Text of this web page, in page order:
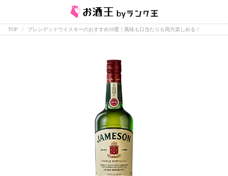
TOP ブレンデッドウイスキーのおすすめ19選｜風味も口当たりも両方楽しめる！